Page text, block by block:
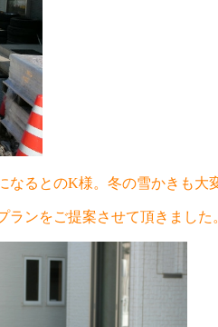
るとのK様。冬の雪かきも大
ンをご提案させて頂きました